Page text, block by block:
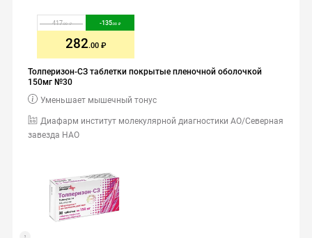
Толперизон-СЗ таблетки покрытые пленочной оболочкой
150мг №30
Диафарм институт молекулярной диагностики АО/Северная
завезда НАО
Уменьшает мышечный тонус
417.00 -135.00
282.00